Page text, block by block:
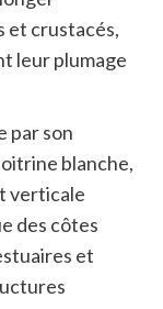
et crustacés,
leur plumage
par son
blanche,
verticale
des côtes
et